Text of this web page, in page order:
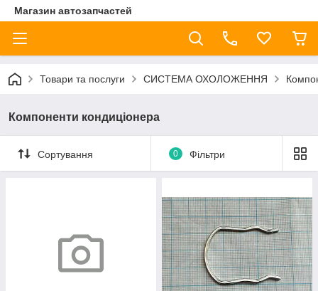
Магазин автозапчастей
Товари та послуги СИСТЕМА ОХОЛОЖЕННЯ
Компоненти кондиціонера
Сортування 0 Фільтри